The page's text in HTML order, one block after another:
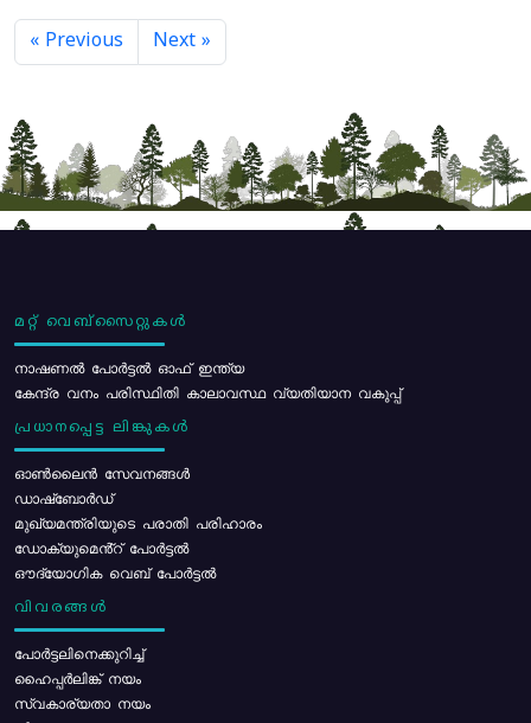
« Previous Next »
മറ്റ് വെബ്സൈറ്റുകൾ
നാഷണൽ പോർട്ടൽ ഓഫ് ഇന്ത്യ
കേന്ദ്ര വനം പരിസ്ഥിതി കാലാവസ്ഥ വ്യതിയാന വകുപ്പ്
പ്രധാനപ്പെട്ട ലിങ്കുകൾ
ഓൺലൈൻ സേവനങ്ങൾ
ഡാഷ്ബോർഡ്
മുഖ്യമന്ത്രിയുടെ പരാതി പരിഹാരം
ഡോക്യുമെൻ്റ് പോർട്ടൽ
ഔദ്യോഗിക വെബ് പോർട്ടൽ
വിവരങ്ങൾ
പോര്‍ട്ടലിനെക്കുറിച്ച്
ഹൈപ്പർലിങ്ക് നയം
സ്വകാര്യതാ നയം